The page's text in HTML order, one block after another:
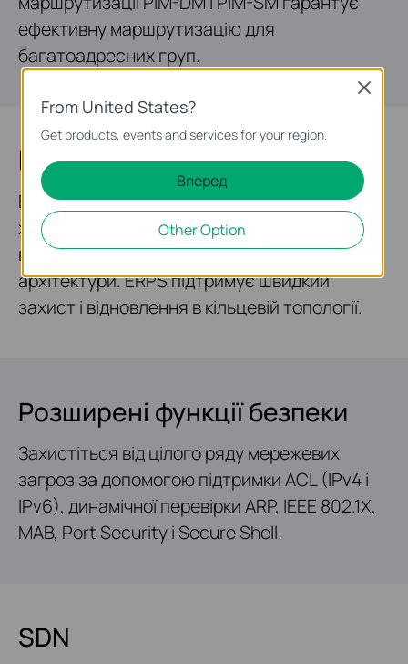
ефективну маршрутизацію для
багатоадресних груп.
Висока доступність
Внутрішні фіксовані резервні джерела
живлення* та VRRP роблять його ідеальним
вибором для надійної мережевої
архітектури. ERPS підтримує швидкий
захист і відновлення в кільцевій топології.
Розширені функції безпеки
Захистіться від цілого ряду мережевих
загроз за допомогою підтримки ACL (IPv4 і
IPv6), динамічної перевірки ARP, IEEE 802.1X,
MAB, Port Security і Secure Shell.
SDN
From United States?
Get products, events and services for your region.
Вперед
Other Option
Close